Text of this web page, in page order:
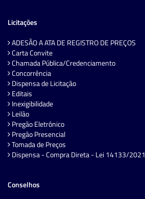
Licitações
ADESÃO A ATA DE REGISTRO DE PREÇOS
Carta Convite
Chamada Pública/Credenciamento
Concorrência
Dispensa de Licitação
Editais
Inexigibilidade
Leilão
Pregão Eletrônico
Pregão Presencial
Tomada de Preços
Dispensa - Compra Direta - Lei 14133/2021
Conselhos